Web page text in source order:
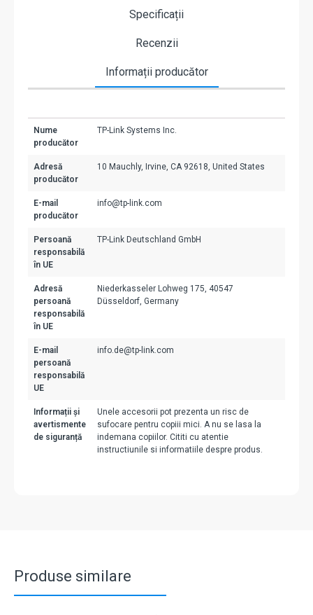
Specificații
Recenzii
Informații producător
Nume
producător
TP-Link Systems Inc.
Adresă
producător
10 Mauchly, Irvine, CA 92618, United States
E-mail
producător
info@tp-link.com
Persoană
responsabilă
în UE
TP-Link Deutschland GmbH
Adresă
persoană
responsabilă
în UE
Niederkasseler Lohweg 175, 40547
Düsseldorf, Germany
E-mail
persoană
responsabilă
UE
info.de@tp-link.com
Informații și
avertismente
de siguranță
Unele accesorii pot prezenta un risc de
sufocare pentru copiii mici. A nu se lasa la
indemana copiilor. Cititi cu atentie
instructiunile si informatiile despre produs.
Produse similare